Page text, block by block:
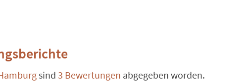
sind 3 Bewertungen abgegeben worden.